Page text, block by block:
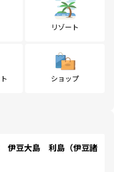
リゾート
ショップ
豆大島 利島（伊豆諸